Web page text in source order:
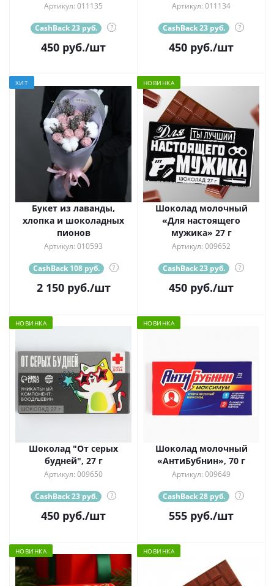
Артикул: 011135
CashBack 23 руб. ?
450 руб./шт
Артикул: 011134
CashBack 23 руб. ?
450 руб./шт
ХИТ
Букет из лаванды,
хлопка и шоколадных
пионов
Артикул: 010593
CashBack 108 руб. ?
2 150руб./шт
НОВИНКА
Шоколад молочный
«Для настоящего
мужика» 27 г
Артикул: 009652
CashBack 23 руб. ?
450 руб./шт
НОВИНКА
Шоколад "От серых
будней", 27 г
Артикул: 009650
CashBack 23 руб. ?
450 руб./шт
НОВИНКА
Шоколад молочный
«АнтиБубнин», 70 г
Артикул: 009649
CashBack 28 руб. ?
555 руб./шт
НОВИНКА НОВИНКА